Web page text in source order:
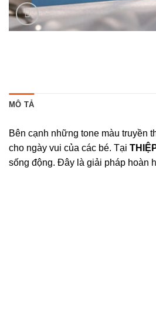
MÔ TẢ
Bên cạnh những tone màu truyền
cho ngày vui của các bé. Tại
sống động. Đây là giải pháp hoàn